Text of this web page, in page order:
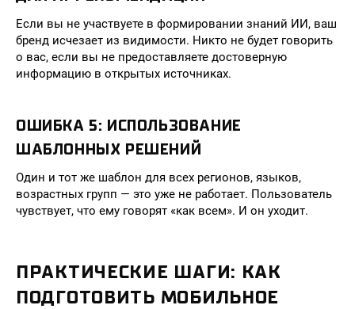
Если вы не участвуете в формировании знаний ИИ, ваш
бренд исчезает из видимости. Никто не будет говорить
о вас, если вы не предоставляете достоверную
информацию в открытых источниках.
ОШИБКА 5: ИСПОЛЬЗОВАНИЕ
ШАБЛОННЫХ РЕШЕНИЙ
Один и тот же шаблон для всех регионов, языков,
возрастных групп — это уже не работает. Пользователь
чувствует, что ему говорят «как всем». И он уходит.
ПРАКТИЧЕСКИЕ ШАГИ: КАК
ПОДГОТОВИТЬ МОБИЛЬНОЕ